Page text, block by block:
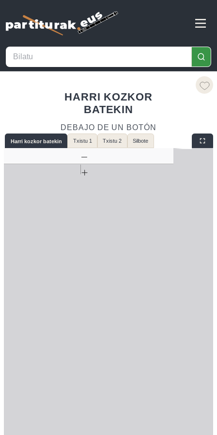
HARRI KOZKOR
BATEKIN
DEBAJO DE UN BOTÓN
Harri kozkor batekin Txistu 1 Txistu 2 Silbote